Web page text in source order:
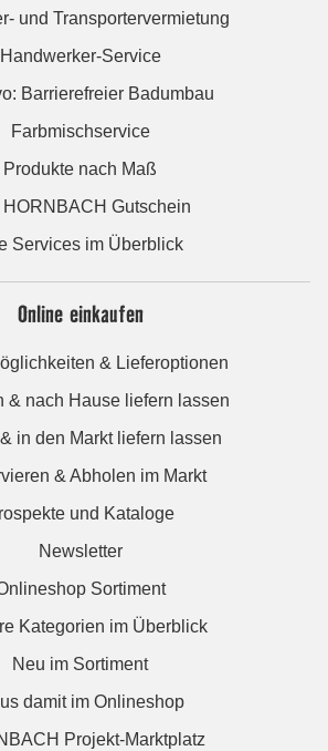
und Transportervermietung
Handwerker-Service
Barrierefreier Badumbau
Farbmischservice
Produkte nach Maß
HORNBACH Gutschein
Services im Überblick
Online einkaufen
& Lieferoptionen
& nach Hause liefern lassen
in den Markt liefern lassen
& Abholen im Markt
und Kataloge
Newsletter
Sortiment
Kategorien im Überblick
Neu im Sortiment
damit im Onlineshop
Projekt-Marktplatz